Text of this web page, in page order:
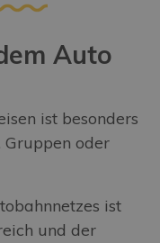
Auto
ist besonders
oder
ist
und der